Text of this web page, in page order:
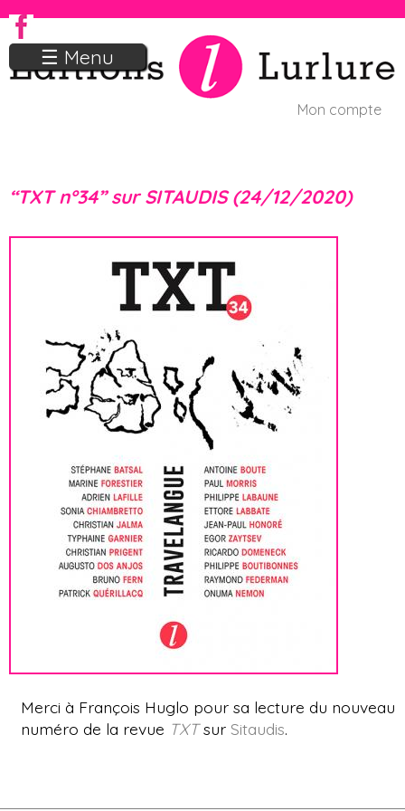
Jump to navigation
e
r
u
Mon compte
“TXT n°34” sur SITAUDIS (24/12/2020)
Merci à François Huglo pour sa lecture du nouveau
numéro de la revue TXTsur Sitaudis.
☰ Menu